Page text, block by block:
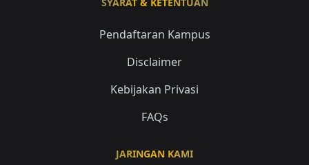
Pendaftaran Kampus
Disclaimer
Kebijakan Privasi
FAQs
JARINGAN KAMI